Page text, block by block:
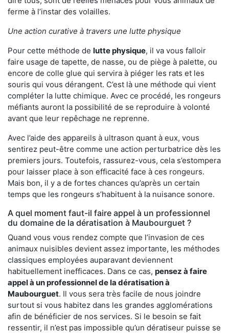
ferme à l’instar des volailles.
Une action curative à travers une lutte physique
Pour cette méthode de lutte physique, il va vous falloir
faire usage de tapette, de nasse, ou de piège à palette, ou
encore de colle glue qui servira à piéger les rats et les
souris qui vous dérangent. C’est là une méthode qui vient
compléter la lutte chimique. Avec ce procédé, les rongeurs
méfiants auront la possibilité de se reproduire à volonté
avant que leur repêchage ne reprenne.
Avec l’aide des appareils à ultrason quant à eux, vous
sentirez peut-être comme une action perturbatrice dès les
premiers jours. Toutefois, rassurez-vous, cela s’estompera
pour laisser place à son efficacité face à ces rongeurs.
Mais bon, il y a de fortes chances qu’après un certain
temps que les rongeurs s’habituent à la nuisance sonore.
A quel moment faut-il faire appel à un professionnel
du domaine de la dératisation à Maubourguet ?
Quand vous vous rendez compte que l’invasion de ces
animaux nuisibles devient assez importante, les méthodes
classiques employées auparavant deviennent
habituellement inefficaces. Dans ce cas, pensez à faire
appel à un professionnel de la dératisation à
Maubourguet. Il vous sera très facile de nous joindre
surtout si vous habitez dans les grandes agglomérations
afin de bénéficier de nos services. Si le besoin se fait
ressentir, il n’est pas impossible qu’un dératiseur puisse se